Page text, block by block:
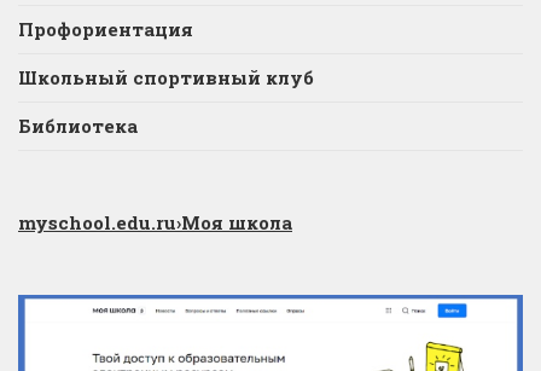
Профориентация
Школьный спортивный клуб
Библиотека
myschool.edu.ru›Моя школа